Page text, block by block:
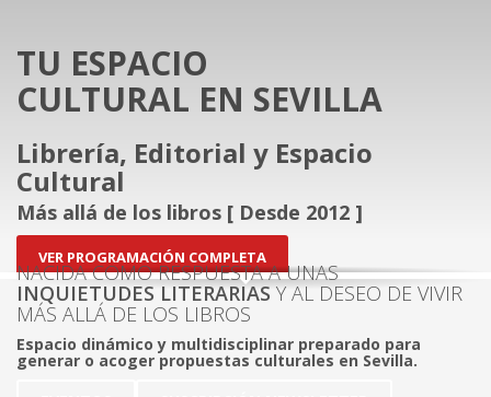
TU ESPACIO
CULTURAL EN SEVILLA
Librería, Editorial y Espacio
Cultural
Más allá de los libros [ Desde 2012 ]
VER PROGRAMACIÓN COMPLETA
NACIDA COMO RESPUESTA A UNAS
INQUIETUDES LITERARIASY AL DESEO DE VIVIR
MÁS ALLÁ DE LOS LIBROS
Espacio dinámico y multidisciplinar preparado para
generar o acoger propuestas culturales en Sevilla.